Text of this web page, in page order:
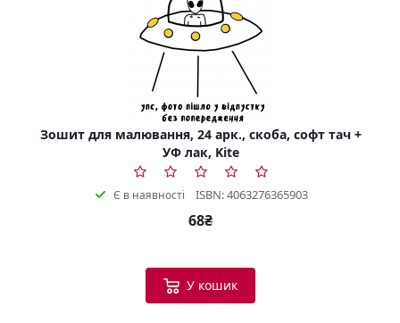
Зошит для малювання, 24 арк., скоба, софт тач +
УФ лак, Kite
Є в наявності ISBN: 4063276365903
68₴
У кошик